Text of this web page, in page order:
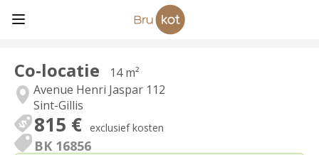
Co-locatie
14 m²
Avenue Henri Jaspar 112
Sint-Gillis
815 € exclusief kosten
BK 16856